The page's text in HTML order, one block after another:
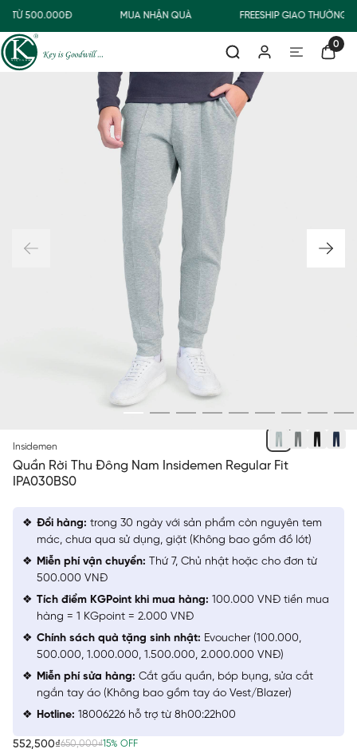
TỪ 500.000Đ MUA NHẬN QUÀ FREESHIP GIAO
0
Insidemen
Quần Rời Thu Đông Nam Insidemen Regular Fit
IPA030BS0
552,500₫650,000₫15% OFF
Đổi hàng: trong 30 ngày với sản phẩm còn nguyên tem
mác, chưa qua sử dụng, giặt (Không bao gồm đồ lót)
Miễn phí vận chuyển: Thứ 7, Chủ nhật hoặc cho đơn từ
500.000 VNĐ
Tích điểm KGPoint khi mua hàng: 100.000 VNĐ tiền mua
hàng = 1 KGpoint = 2.000 VNĐ
Chính sách quà tặng sinh nhật: Evoucher (100.000,
500.000, 1.000.000, 1.500.000, 2.000.000 VNĐ)
Miễn phí sửa hàng: Cắt gấu quần, bóp bụng, sửa cắt
ngắn tay áo (Không bao gồm tay áo Vest/Blazer)
Hotline: 18006226 hỗ trợ từ 8h00:22h00